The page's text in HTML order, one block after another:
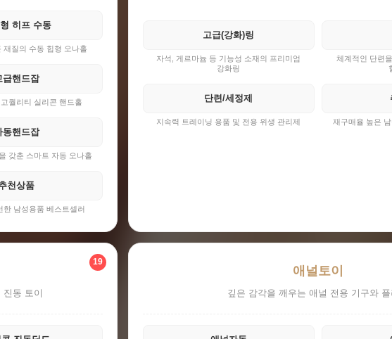
히프 수동
재질의 수동 힙형 오나홀
급핸드잡
퀄리티 실리콘 핸드홀
동핸드잡
갖춘 스마트 자동 오나홀
천상품
한 남성용품 베스트셀러
고급(강화)링
자석, 게르마늄 등 기능성 소재의 프리미엄
강화링
체계적인 단련
단련/세정제
지속력 트레이닝 용품 및 전용 위생 관리제 재구매율 높은
19
동 토이
애널토이
깊은 감각을 깨우는 애널 전용 기구와 플